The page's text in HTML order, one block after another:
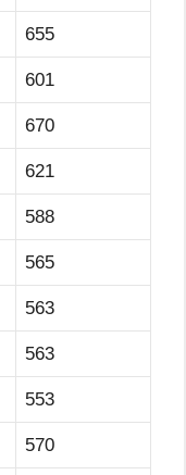
655
601
670
621
588
565
563
563
553
570